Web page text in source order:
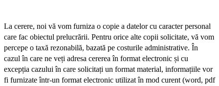
La cerere, noi vă vom furniza o copie a datelor cu caracter personal
care fac obiectul prelucrării. Pentru orice alte copii solicitate, vă vom
percepe o taxă rezonabilă, bazată pe costurile administrative. În
cazul în care ne veți adresa cererea în format electronic și cu
excepția cazului în care solicitați un format material, informațiile vor
fi furnizate într-un format electronic utilizat în mod curent (word, pdf